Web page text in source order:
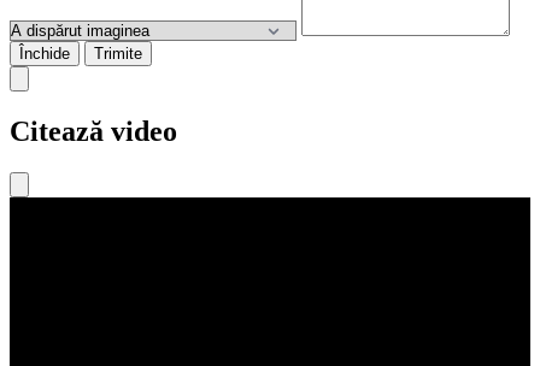
Închide Trimite
Citează video